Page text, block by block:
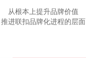
从根本上提升品牌价值
推进联扣品牌化进程的层面